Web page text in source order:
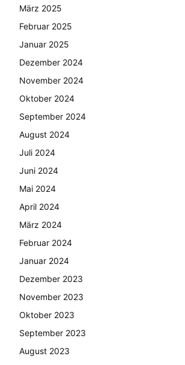
März 2025
Februar 2025
Januar 2025
Dezember 2024
November 2024
Oktober 2024
September 2024
August 2024
Juli 2024
Juni 2024
Mai 2024
April 2024
März 2024
Februar 2024
Januar 2024
Dezember 2023
November 2023
Oktober 2023
September 2023
August 2023